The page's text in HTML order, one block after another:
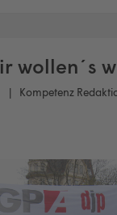
wollen´s
Kompetenz